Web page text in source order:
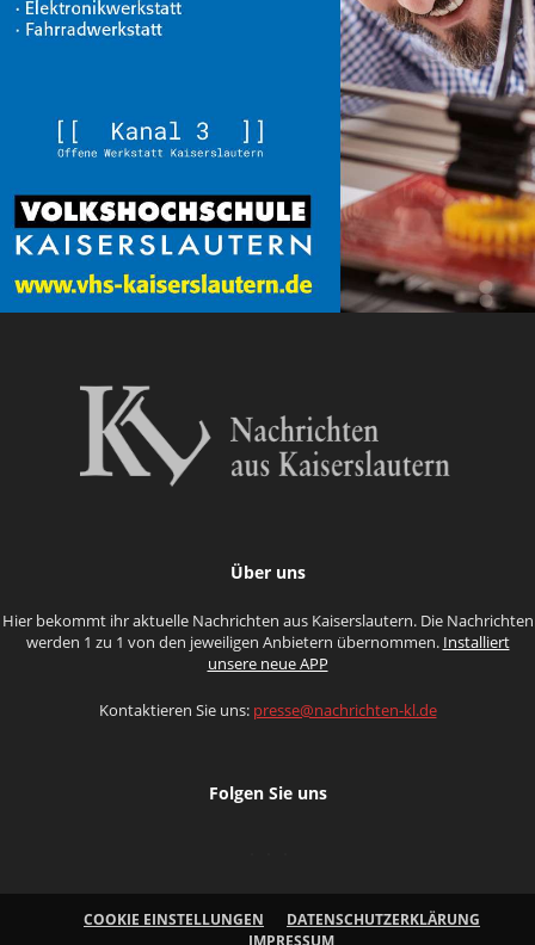
Über uns
Hier bekommt ihr aktuelle Nachrichten aus Kaiserslautern. Die Nachrichten
werden 1 zu 1 von den jeweiligen Anbietern übernommen. Installiert
unsere neue APP
Kontaktieren Sie uns: presse@nachrichten-kl.de
Folgen Sie uns
COOKIE EINSTELLUNGEN
DATENSCHUTZERKLÄRUNG
IMPRESSUM